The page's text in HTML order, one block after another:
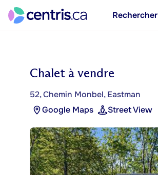
Rechercher
Chalet à vendre
52, Chemin Monbel, Eastman
Google Maps
Street View